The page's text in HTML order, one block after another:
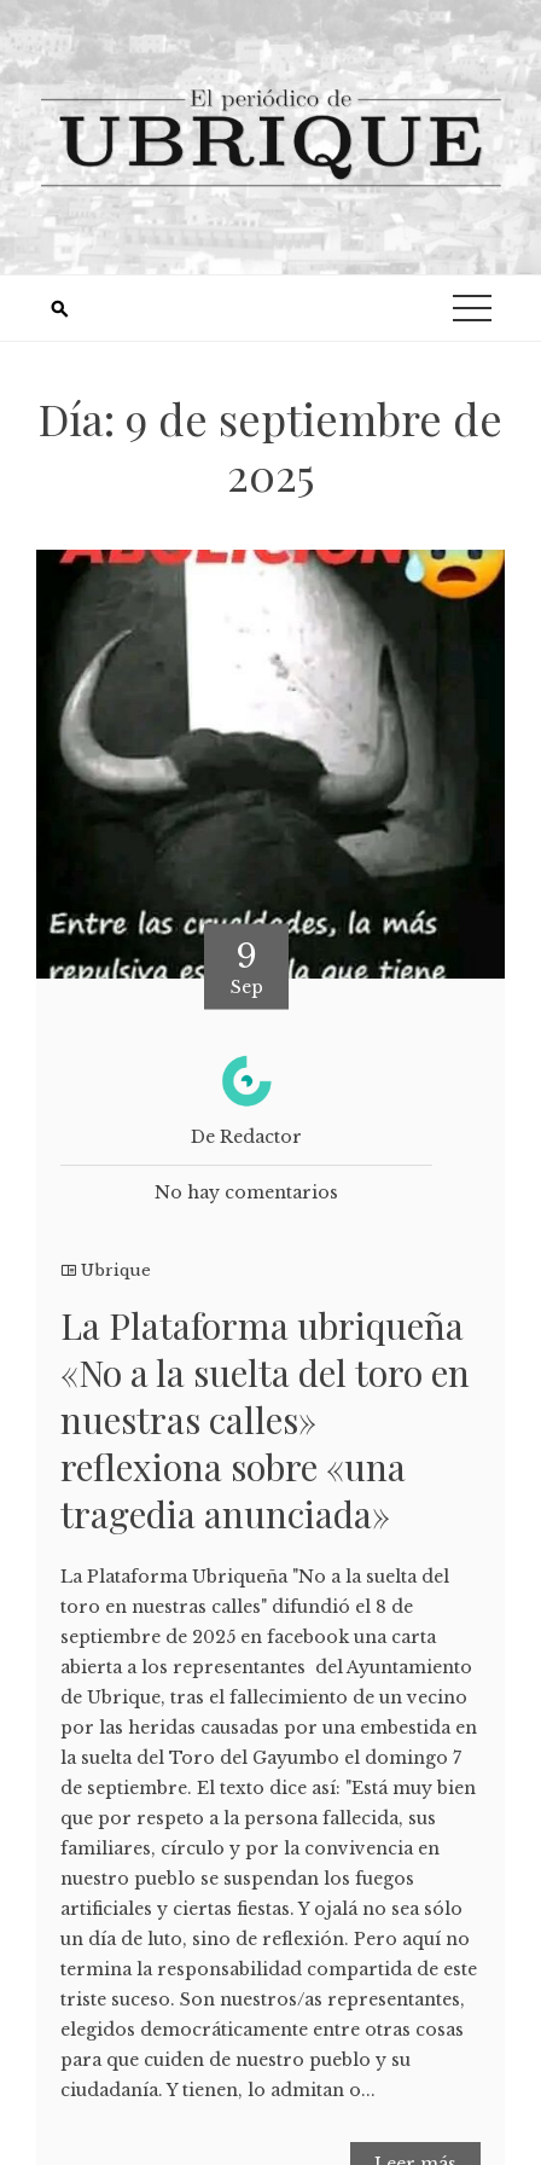
Día: 9 de septiembre de
2025
9
Sep
De Redactor
No hay comentarios
Ubrique
La Plataforma ubriqueña
«No a la suelta del toro en
nuestras calles»
reflexiona sobre «una
tragedia anunciada»
La Plataforma Ubriqueña "No a la suelta del
toro en nuestras calles" difundió el 8 de
septiembre de 2025 en facebook una carta
abierta a los representantes del Ayuntamiento
de Ubrique, tras el fallecimiento de un vecino
por las heridas causadas por una embestida en
la suelta del Toro del Gayumbo el domingo 7
de septiembre. El texto dice así: "Está muy bien
que por respeto a la persona fallecida, sus
familiares, círculo y por la convivencia en
nuestro pueblo se suspendan los fuegos
artificiales y ciertas fiestas. Y ojalá no sea sólo
un día de luto, sino de reflexión. Pero aquí no
termina la responsabilidad compartida de este
triste suceso. Son nuestros/as representantes,
elegidos democráticamente entre otras cosas
para que cuiden de nuestro pueblo y su
ciudadanía. Y tienen, lo admitan o...